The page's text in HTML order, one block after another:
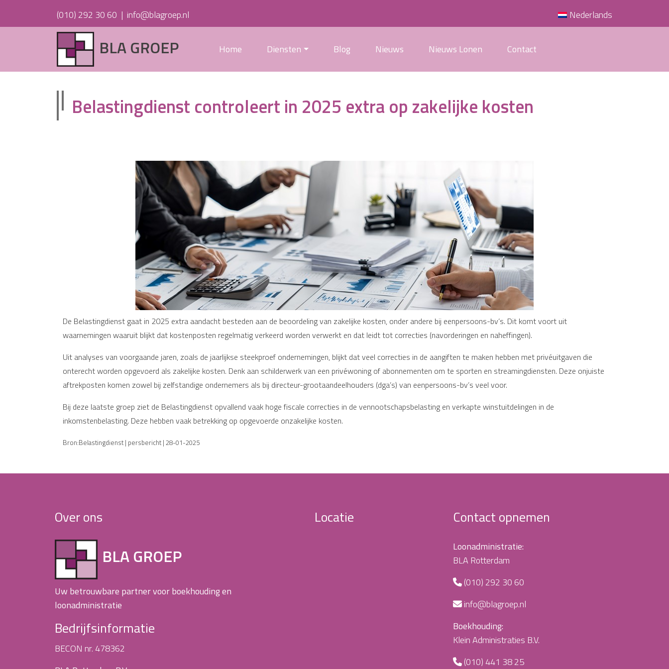
(010) 292 30 60 | info@blagroep.nl Nederlands
BLA GROEP Home Diensten Blog Nieuws Nieuws Lonen Contact
Belastingdienst controleert in 2025 extra op zakelijke kosten
De Belastingdienst gaat in 2025 extra aandacht besteden aan de beoordeling van zakelijke kosten, onder andere bij eenpersoons-bv’s. Dit komt voort uit
waarnemingen waaruit blijkt dat kostenposten regelmatig verkeerd worden verwerkt en dat leidt tot correcties (navorderingen en naheffingen).
Uit analyses van voorgaande jaren, zoals de jaarlijkse steekproef ondernemingen, blijkt dat veel correcties in de aangiften te maken hebben met privéuitgaven die
onterecht worden opgevoerd als zakelijke kosten. Denk aan schilderwerk van een privéwoning of abonnementen om te sporten en streamingdiensten. Deze onjuiste
aftrekposten komen zowel bij zelfstandige ondernemers als bij directeur-grootaandeelhouders (dga’s) van eenpersoons-bv’s veel voor.
Bij deze laatste groep ziet de Belastingdienst opvallend vaak hoge fiscale correcties in de vennootschapsbelasting en verkapte winstuitdelingen in de
inkomstenbelasting. Deze hebben vaak betrekking op opgevoerde onzakelijke kosten.
Bron:Belastingdienst | persbericht | 28-01-2025
Over ons
BLA GROEP
Uw betrouwbare partner voor boekhouding en
loonadministratie
Bedrijfsinformatie
BECON nr. 478362
Locatie Contact opnemen
Loonadministratie:
BLA Rotterdam
(010) 292 30 60
info@blagroep.nl
Boekhouding:
Klein Administraties B.V.
(010) 441 38 25